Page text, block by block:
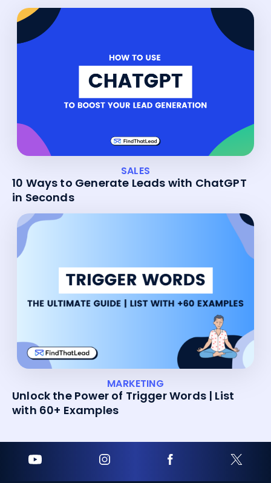
SALES
10 Ways to Generate Leads with ChatGPT
in Seconds
MARKETING
Unlock the Power of Trigger Words | List
with 60+ Examples